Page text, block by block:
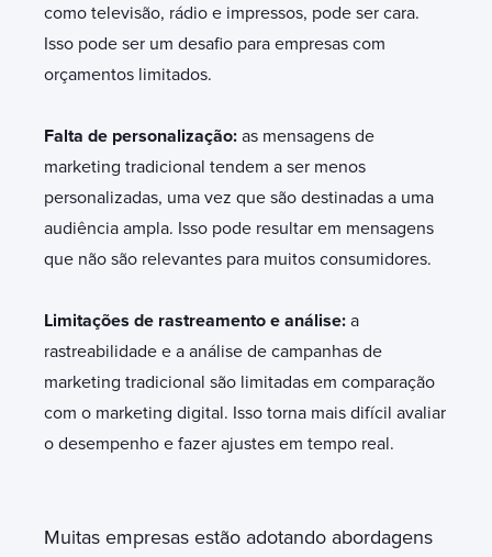
como televisão, rádio e impressos, pode ser cara.
Isso pode ser um desafio para empresas com
orçamentos limitados.
Falta de personalização: as mensagens de
marketing tradicional tendem a ser menos
personalizadas, uma vez que são destinadas a uma
audiência ampla. Isso pode resultar em mensagens
que não são relevantes para muitos consumidores.
Limitações de rastreamento e análise: a
rastreabilidade e a análise de campanhas de
marketing tradicional são limitadas em comparação
com o marketing digital. Isso torna mais difícil avaliar
o desempenho e fazer ajustes em tempo real.
Muitas empresas estão adotando abordagens